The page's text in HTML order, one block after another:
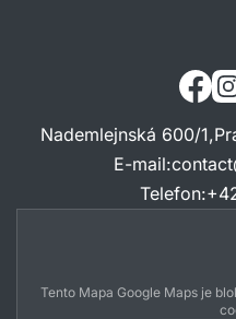
Nademlejnská 600/
E-mail:
Telefon:
Tento Mapa Google Maps je